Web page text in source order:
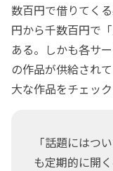
数百円で借りてく
円から千数百円で
ある。しかも各サ
の作品が供給され
大な作品をチェッ
「話題にはつ
も定期的に開